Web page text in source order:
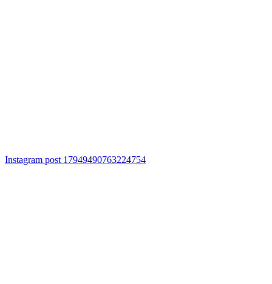
Instagram post 17949490763224754